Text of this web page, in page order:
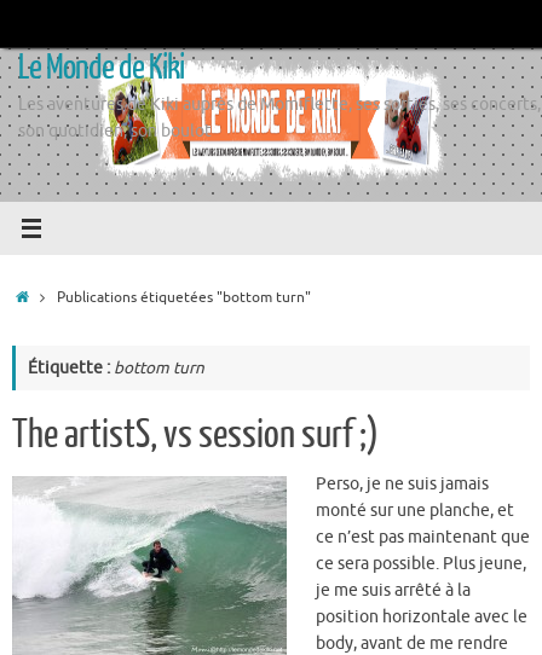
contenu
Le Monde de Kiki
Les aventures de Kiki auprès de Momiflette, ses sorties, ses concerts,
son quotidien, son boulot
AccueilPublications étiquetées "bottom turn"
Étiquette : bottom turn
The artistS, vs session surf ;)
Perso, je ne suis jamais
monté sur une planche, et
ce n’est pas maintenant que
ce sera possible. Plus jeune,
je me suis arrêté à la
position horizontale avec le
body, avant de me rendre